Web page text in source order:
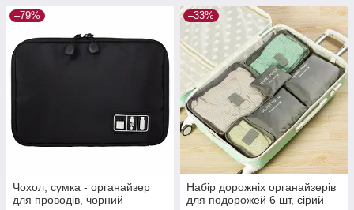
–79%
Чохол, сумка - органайзер
для проводів, чорний
–33%
Набір дорожніх органайзерів
для подорожей 6 шт, сірий